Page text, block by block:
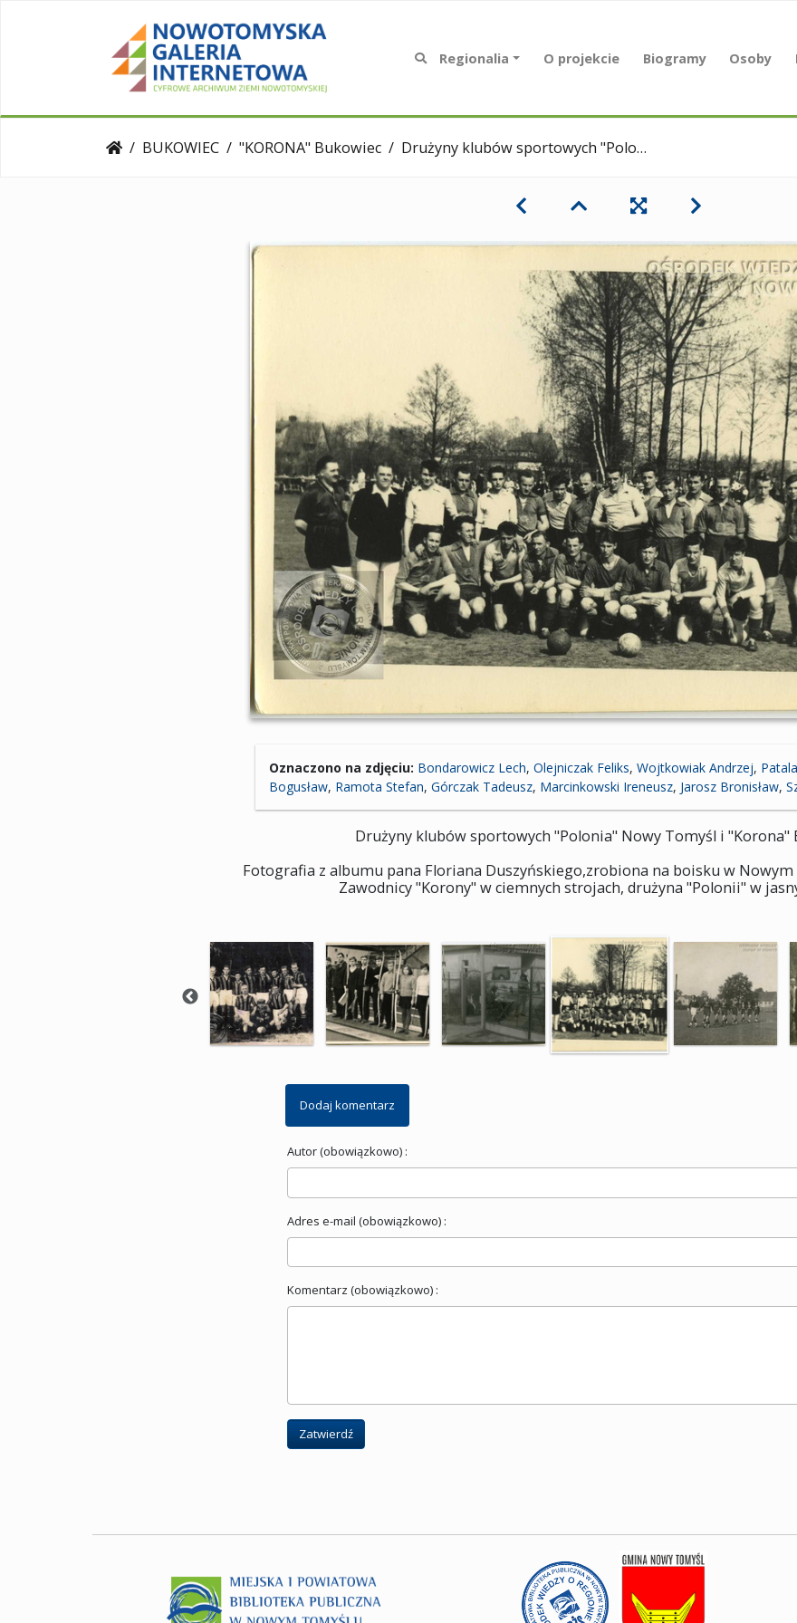
Regionalia O projekcie Biogramy Osoby
BUKOWIEC "KORONA" Bukowiec Drużyny klubów sportowych "Polonia" Nowy Tomyśl i "Korona" Bukowiec.
Oznaczono na zdjęciu: Bondarowicz Lech, Olejniczak Feliks, Wojtkowiak Andrzej,
Bogusław, Ramota Stefan, Górczak Tadeusz, Marcinkowski Ireneusz, Jarosz Bronisław,
Drużyny klubów sportowych "Polonia" Nowy Tomyśl i "Korona"
Fotografia z albumu pana Floriana Duszyńskiego,zrobiona na boisku w Nowym
Zawodnicy "Korony" w ciemnych strojach, drużyna "Polonii" w
Dodaj komentarz
Autor (obowiązkowo) :
Adres e-mail (obowiązkowo) :
Komentarz (obowiązkowo) :
Zatwierdź